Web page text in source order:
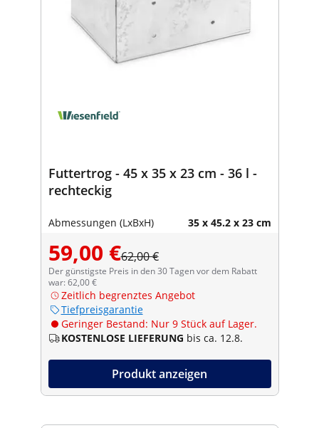
Futtertrog - 45 x 35 x 23 cm - 36 l -
rechteckig
Abmessungen (LxBxH) 35 x 45.2 x 23 cm
59,00 €62,00 €
Der günstigste Preis in den 30 Tagen vor dem Rabatt
war: 62,00 €
Zeitlich begrenztes Angebot
Tiefpreisgarantie
Geringer Bestand: Nur 9 Stück auf Lager.
KOSTENLOSE LIEFERUNG bis ca. 12.8.
Produkt anzeigen